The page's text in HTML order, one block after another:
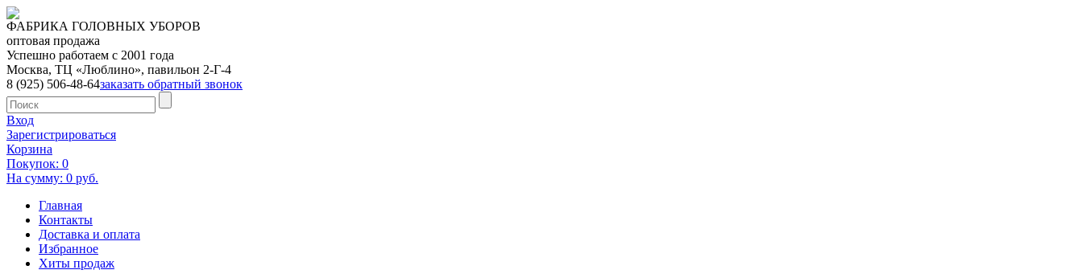
ФАБРИКА ГОЛОВНЫХ УБОРОВ
оптовая продажа
Успешно работаем с 2001 года
Москва, ТЦ «Люблино», павильон 2-Г-4
8 (925) 506-48-64заказать обратный звонок
Вход
Зарегистрироваться
Корзина
Покупок: 0
На сумму: 0 руб.
Главная
Контакты
Доставка и оплата
Избранное
Хиты продаж